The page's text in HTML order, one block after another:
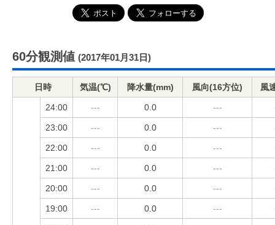
60分観測値 (2017年01月31日)
日時 気温(℃) 降水量(mm) 風向(16方位) 風
24:00 --- 0.0 ---
23:00 --- 0.0 ---
22:00 --- 0.0 ---
21:00 --- 0.0 ---
20:00 --- 0.0 ---
19:00 --- 0.0 ---